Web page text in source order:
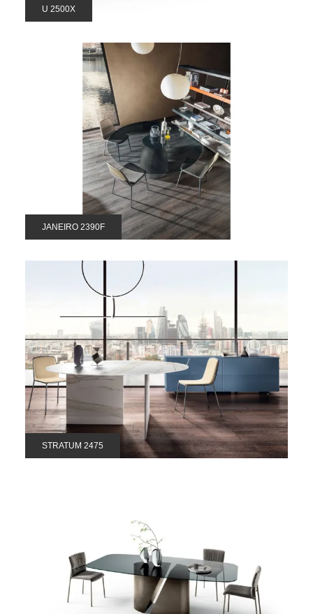
U 2500X
JANEIRO 2390F
STRATUM 2475